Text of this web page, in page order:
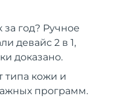
год? Ручное
девайс 2 в 1,
доказано.
типа кожи и
программ.